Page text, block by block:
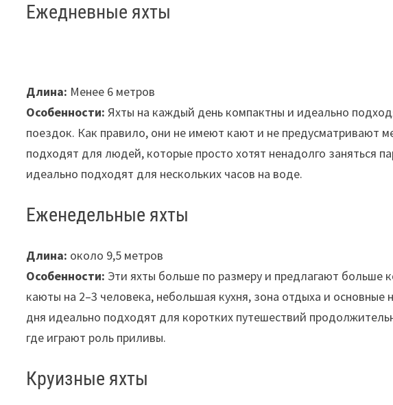
Ежедневные яхты
Длина: Менее 6 метров
Особенности: Яхты на каждый день компактны и идеально
поездок. Как правило, они не имеют кают и не предусматривают
подходят для людей, которые просто хотят ненадолго заняться
идеально подходят для нескольких часов на воде.
Еженедельные яхты
Длина: около 9,5 метров
Особенности: Эти яхты больше по размеру и предлагают больше
каюты на 2–3 человека, небольшая кухня, зона отдыха и основные
дня идеально подходят для коротких путешествий
где играют роль приливы.
Круизные яхты